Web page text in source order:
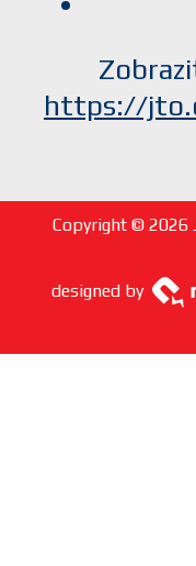
https://
Copyright © 2026
designed by